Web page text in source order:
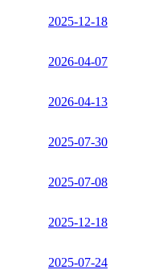
2025-12-18
2026-04-07
2026-04-13
2025-07-30
2025-07-08
2025-12-18
2025-07-24